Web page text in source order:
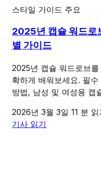
스타일 가이드 주요
2025년 캡슐 워드로
별 가이드
2025년 캡슐 워드로브
확하게 배워보세요. 필
방법, 남성 및 여성용 캡
2026년 3월 3일 11 분 읽
기사 읽기